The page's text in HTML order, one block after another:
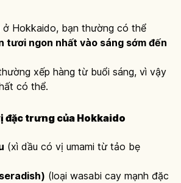
ở Hokkaido, bạn thường có thể
tươi ngon nhất vào sáng sớm đến
xếp hàng từ buổi sáng, vì vậy
có thể.
đặc trưng của Hokkaido
(xì dầu có vị umami từ tảo bẹ
(loại wasabi cay mạnh đặc